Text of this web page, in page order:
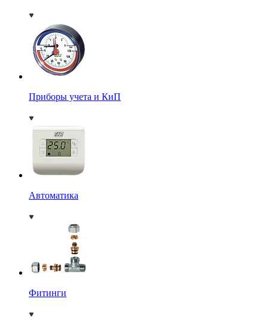
Приборы учета и КиП
Автоматика
Фитинги